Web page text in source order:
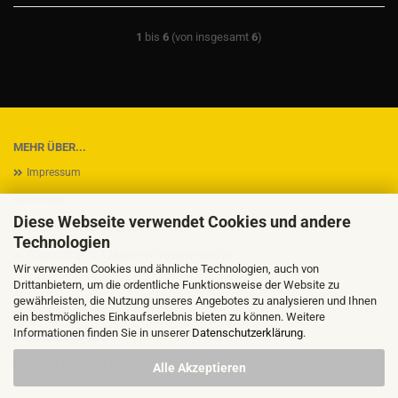
Diese Webseite verwendet Cookies und andere
Technologien
Wir verwenden Cookies und ähnliche Technologien, auch von
Drittanbietern, um die ordentliche Funktionsweise der Website zu
gewährleisten, die Nutzung unseres Angebotes zu analysieren und Ihnen
ein bestmögliches Einkaufserlebnis bieten zu können. Weitere
Informationen finden Sie in unserer Datenschutzerklärung.
Alle Akzeptieren
1 bis 6 (von insgesamt 6)
MEHR ÜBER...
Impressum
Versand- & Zahlungsbedingungen
Widerrufsrecht & Muster-Widerrufsformular
AGB
Privatsphäre und Datenschutz
Callback Service